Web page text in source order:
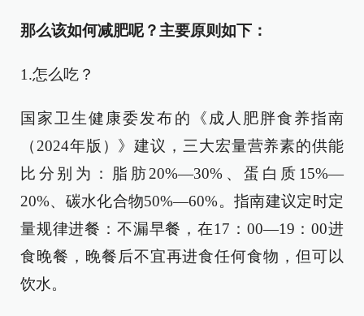
那么该如何减肥呢？主要原则如下：
1.怎么吃？
国家卫生健康委发布的《成人肥胖食养指南
（2024年版）》建议，三大宏量营养素的供能
比分别为：脂肪20%—30%、蛋白质15%—
20%、碳水化合物50%—60%。指南建议定时定
量规律进餐：不漏早餐，在17：00—19：00进
食晚餐，晚餐后不宜再进食任何食物，但可以
饮水。